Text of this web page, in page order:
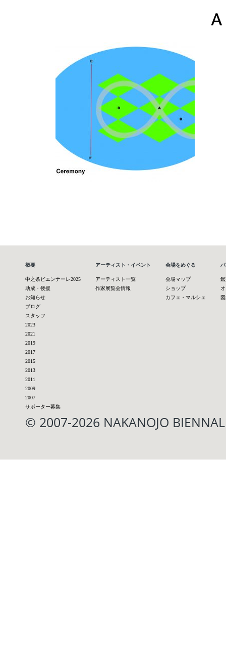
概要
中之条ビエンナーレ2025
助成・後援
お知らせ
ブログ
スタッフ
2023
2021
2019
2017
2015
2013
2011
2009
2007
サポーター募集
アーティスト・イベント
アーティスト一覧
作家展覧会情報
会場をめぐる
会場マップ
ショップ
カフェ・マルシェ
© 2007-2026 NAKANOJO